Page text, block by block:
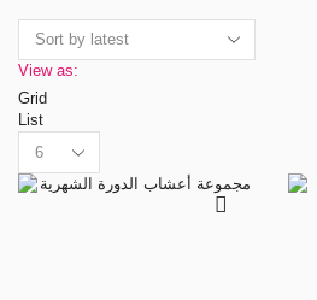
View as:
Grid
List
per
page